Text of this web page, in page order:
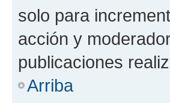
solo para
acción y
publicaciones
Arriba